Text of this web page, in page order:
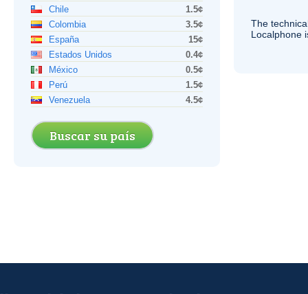
Chile
1.5¢
Colombia
3.5¢
España
15¢
Estados Unidos
0.4¢
México
0.5¢
Perú
1.5¢
Venezuela
4.5¢
Buscar su país
The
Localphone